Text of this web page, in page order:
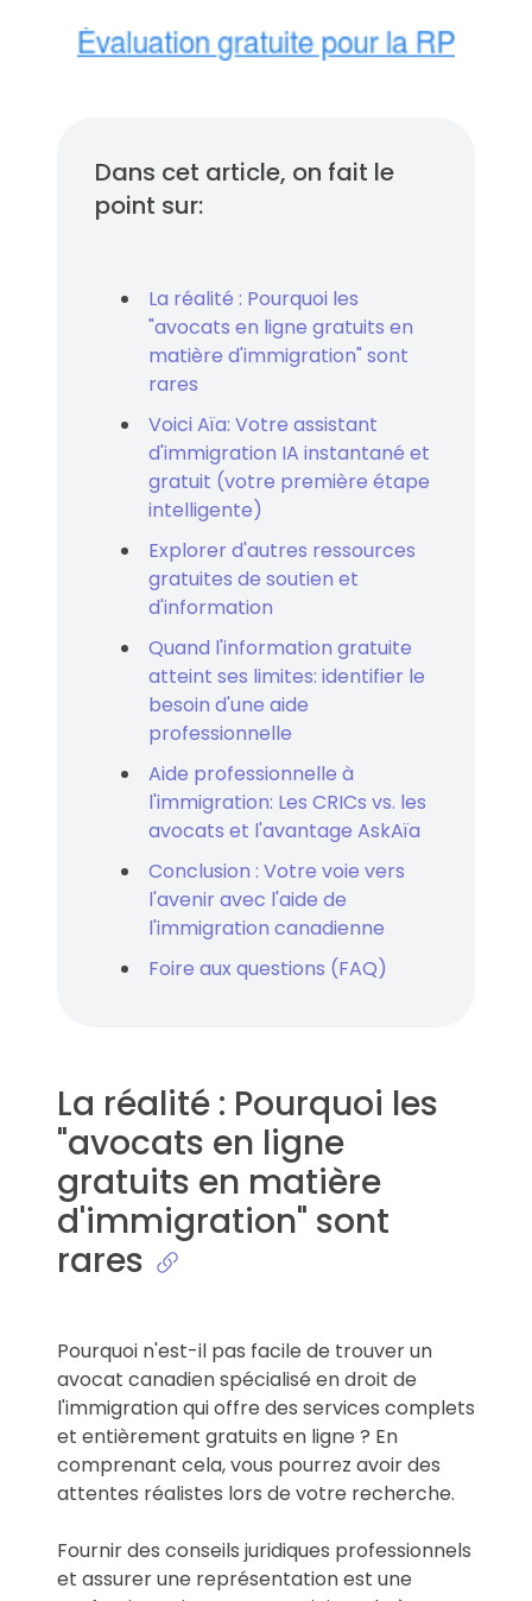
Dans cet article, on fait le
point sur:
La réalité : Pourquoi les
"avocats en ligne gratuits en
matière d'immigration" sont
rares
Voici Aïa: Votre assistant
d'immigration IA instantané et
gratuit (votre première étape
intelligente)
Explorer d'autres ressources
gratuites de soutien et
d'information
Quand l'information gratuite
atteint ses limites: identifier le
besoin d'une aide
professionnelle
Aide professionnelle à
l'immigration: Les CRICs vs. les
avocats et l'avantage AskAïa
Conclusion : Votre voie vers
l'avenir avec l'aide de
l'immigration canadienne
Foire aux questions (FAQ)
La réalité : Pourquoi les
"avocats en ligne
gratuits en matière
d'immigration" sont
rares
Pourquoi n'est-il pas facile de trouver un
avocat canadien spécialisé en droit de
l'immigration qui offre des services complets
et entièrement gratuits en ligne ? En
comprenant cela, vous pourrez avoir des
attentes réalistes lors de votre recherche.
Fournir des conseils juridiques professionnels
et assurer une représentation est une